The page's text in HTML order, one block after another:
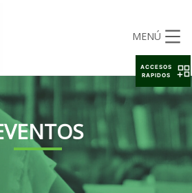
MENÚ
ACCESOS
RAPIDOS